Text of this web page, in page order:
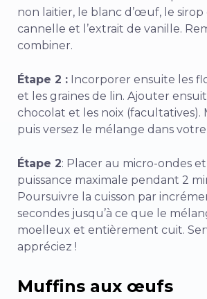
non laitier, le blanc d’œuf, le sirop
cannelle et l’extrait de vanille.
combiner.
Étape 2 : Incorporer ensuite les
et les graines de lin. Ajouter
chocolat et les noix (facultatives).
puis versez le mélange dans votre
Étape 2: Placer au micro-ondes
puissance maximale pendant 2
Poursuivre la cuisson par
secondes jusqu’à ce que le
moelleux et entièrement cuit.
appréciez !
Muffins aux œufs